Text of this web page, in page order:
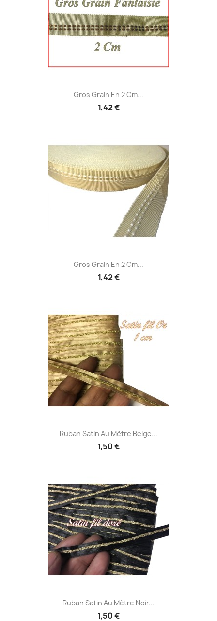
Gros Grain En 2 Cm...
1,42 €
Gros Grain En 2 Cm...
1,42 €
Ruban Satin Au Mètre Beige...
1,50 €
Ruban Satin Au Mètre Noir...
1,50 €